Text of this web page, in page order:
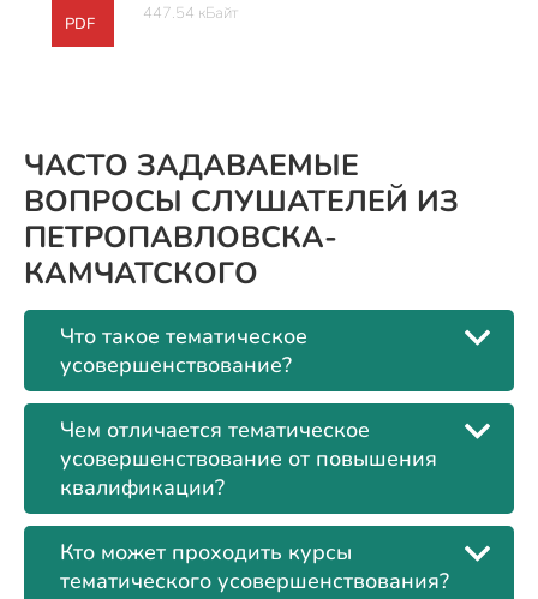
PDF 447.54 кБайт
ЧАСТО ЗАДАВАЕМЫЕ
ВОПРОСЫ СЛУШАТЕЛЕЙ ИЗ
ПЕТРОПАВЛОВСКА-
КАМЧАТСКОГО
Что такое тематическое
усовершенствование?
Чем отличается тематическое
усовершенствование от повышения
квалификации?
Кто может проходить курсы
тематического усовершенствования?